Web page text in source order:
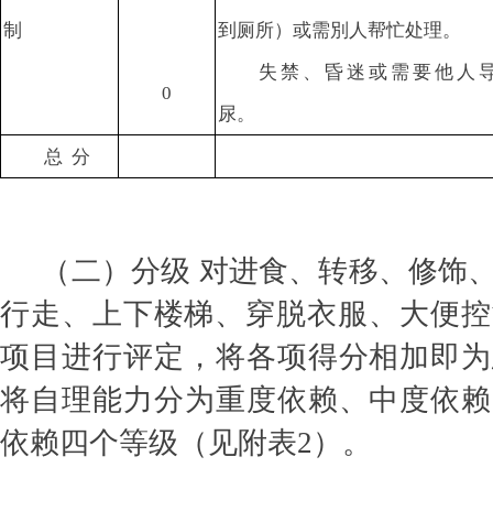
制
0
到厕所）或需別人帮忙处理。
失禁、昏迷或需要他人
尿。
总 分
（二）分级 对进食、转移、修饰
行走、上下楼梯、穿脱衣服、大便
项目进行评定，将各项得分相加即
将自理能力分为重度依赖、中度依
依赖四个等级（见附表2）。